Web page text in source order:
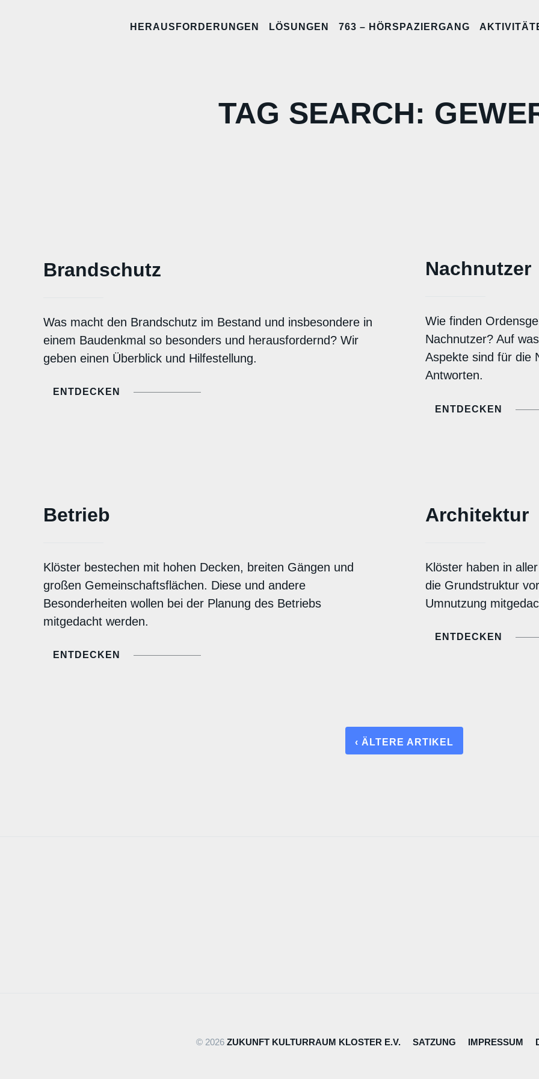
HERAUSFORDERUNGEN LÖSUNGEN 763 – HÖRSPAZIERGANG
TAG SEARCH:
Brandschutz
Was macht den Brandschutz im Bestand und insbesondere in
einem Baudenkmal so besonders und herausfordernd? Wir
geben einen Überblick und Hilfestellung.
ENTDECKEN
Nachnutzer
Wie finden
Nachnutzer? Auf
Aspekte sind für die
Antworten.
ENTDECKEN
Betrieb
Klöster bestechen mit hohen Decken, breiten Gängen und
großen Gemeinschaftsflächen. Diese und andere
Besonderheiten wollen bei der Planung des Betriebs
mitgedacht werden.
ENTDECKEN
Architektur
Klöster haben in
die Grundstruktur
Umnutzung
ENTDECKEN
‹ ÄLTERE ARTIKEL
© 2026 ZUKUNFT KULTURRAUM KLOSTER E.V. SATZUNG IMPRESSUM